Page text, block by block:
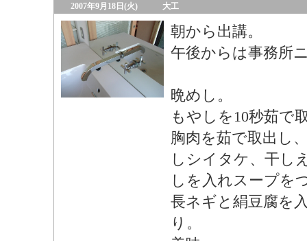
2007年9月18日(火) 大工
朝から出講。
午後からは事務所
晩めし。
もやしを10秒茹で
胸肉を茹で取出し
しシイタケ、干し
しを入れスープを
長ネギと絹豆腐を
り。